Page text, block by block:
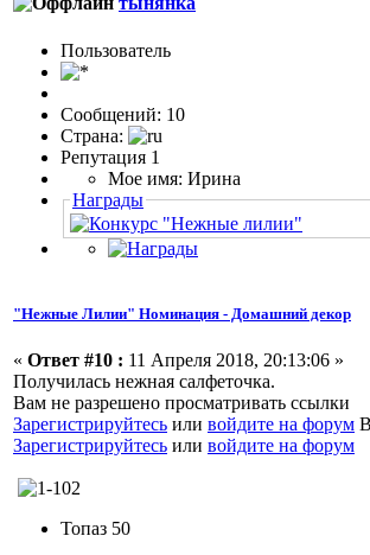
Пользоватeль
Сообщений: 10
Страна:
Репутация 1
Мое имя: Ирина
Награды
"Нежные Лилии" Номинация - Домашний декор
« Ответ #10 : 11 Апреля 2018, 20:13:06 »
Получилась нежная салфеточка.
Вам не разрешено просматривать ссылки
Зарегистрируйтесь или войдите на форум
Зарегистрируйтесь или войдите на форум
Топаз 50